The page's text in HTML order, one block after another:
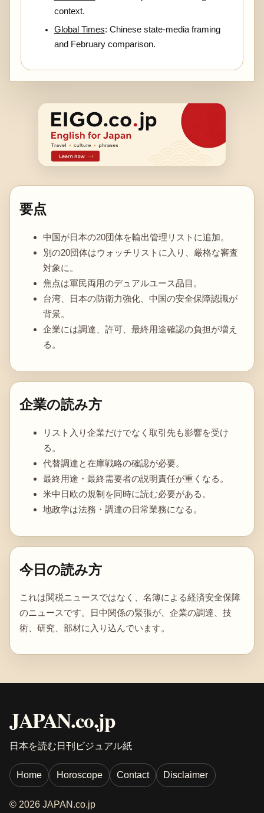
context.
Global Times: Chinese state-media framing
and February comparison.
要点
中国が日本の20団体を輸出管理リストに追加。
別の20団体はウォッチリストに入り、厳格な審査
対象に。
焦点は軍民両用のデュアルユース品目。
台湾、日本の防衛力強化、中国の安全保障認識が
背景。
企業には調達、許可、最終用途確認の負担が増え
る。
企業の読み方
リスト入り企業だけでなく取引先も影響を受け
る。
代替調達と在庫戦略の確認が必要。
最終用途・最終需要者の説明責任が重くなる。
米中日欧の規制を同時に読む必要がある。
地政学は法務・調達の日常業務になる。
今日の読み方
これは関税ニュースではなく、名簿による経済安全保障
のニュースです。日中関係の緊張が、企業の調達、技
術、研究、部材に入り込んでいます。
JAPAN.co.jp
日本を読む日刊ビジュアル紙
Home Horoscope Contact Disclaimer
© 2026 JAPAN.co.jp